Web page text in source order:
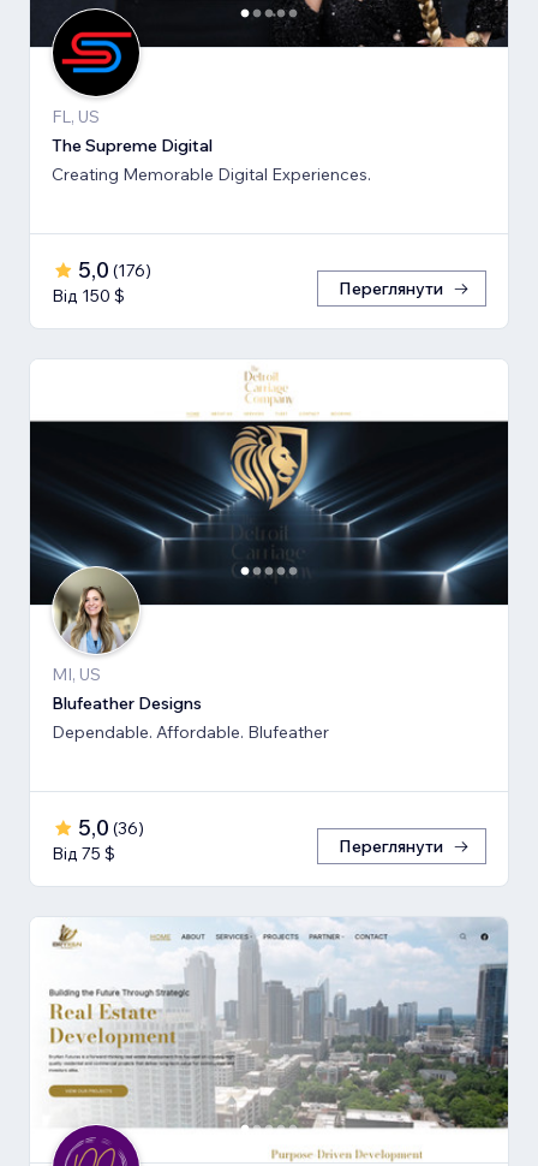
FL, US
The Supreme Digital
Creating Memorable Digital Experiences.
5,0 (176)
Від 150 $
Переглянути
MI, US
Blufeather Designs
Dependable. Affordable. Blufeather
5,0 (36)
Від 75 $
Переглянути